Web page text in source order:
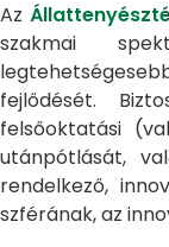
Az
szakmai
fejlődését.
felsőoktatási
utánpótlását,
rendelkező,
szférának, az